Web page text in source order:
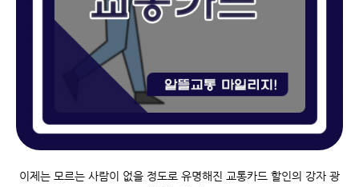
이제는 모르는 사람이 없을 정도로 유명해진 교통카드 할인의 강자 광